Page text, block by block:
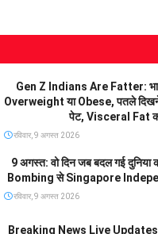
Gen Z Indians Are Fatter:
Overweight या Obese, पतले दिखने
पेट, Visceral Fat
रविवार, 9 अगस्त 2026
9 अगस्त: वो दिन जब बदल गई
Bombing से Singapore
रविवार, 9 अगस्त 2026
Breaking News Live